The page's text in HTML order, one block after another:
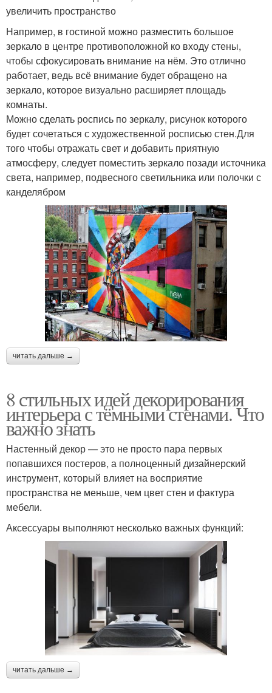
увеличить пространство
Например, в гостиной можно разместить большое
зеркало в центре противоположной ко входу стены,
чтобы сфокусировать внимание на нём. Это отлично
работает, ведь всё внимание будет обращено на
зеркало, которое визуально расширяет площадь
комнаты.
Можно сделать роспись по зеркалу, рисунок которого
будет сочетаться с художественной росписью стен.Для
того чтобы отражать свет и добавить приятную
атмосферу, следует поместить зеркало позади источника
света, например, подвесного светильника или полочки с
канделябром
читать дальше →
8 стильных идей декорирования
интерьера с тёмными стенами. Что
важно знать
Настенный декор — это не просто пара первых
попавшихся постеров, а полноценный дизайнерский
инструмент, который влияет на восприятие
пространства не меньше, чем цвет стен и фактура
мебели.
Аксессуары выполняют несколько важных функций:
читать дальше →